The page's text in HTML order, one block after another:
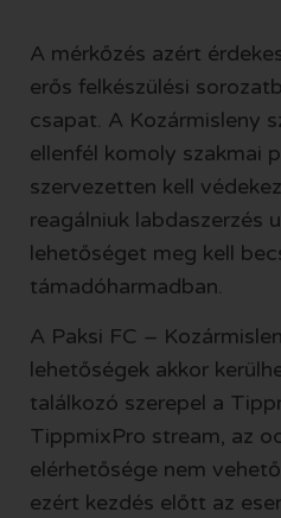
A mérkőzés azért
erős felkészülési
csapat. A Kozármisleny
ellenfél komoly szakmai
szervezetten kell
reagálniuk labdaszerzés
lehetőséget meg kell
támadóharmadban.
A Paksi FC –
lehetőségek akkor
találkozó szerepel a
TippmixPro stream, az
elérhetősége nem
ezért kezdés előtt az